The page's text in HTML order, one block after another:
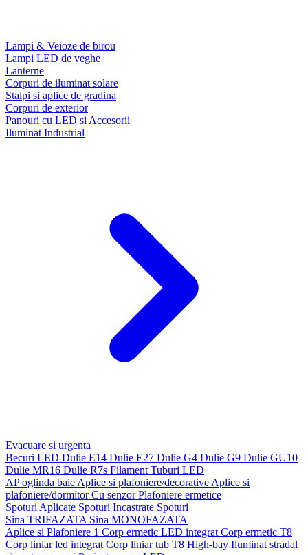
Lampi & Veioze de birou
Lampi LED de veghe
Lanterne
Corpuri de iluminat solare
Stalpi si aplice de gradina
Corpuri de exterior
Panouri cu LED si Accesorii
Iluminat Industrial
Evacuare si urgenta
Becuri LED Dulie E14 Dulie E27 Dulie G4 Dulie G9 Dulie GU10
Dulie MR16 Dulie R7s Filament Tuburi LED
AP oglinda baie Aplice si plafoniere/decorative Aplice si
plafoniere/dormitorCu senzorPlafoniere ermetice
Spoturi Aplicate Spoturi Incastrate Spoturi
Sina TRIFAZATA Sina MONOFAZATA
Aplice si Plafoniere 1 Corp ermetic LED integrat Corp ermetic T8
Corp liniar led integrat Corp liniar tub T8 High-bay Iluminat stradal